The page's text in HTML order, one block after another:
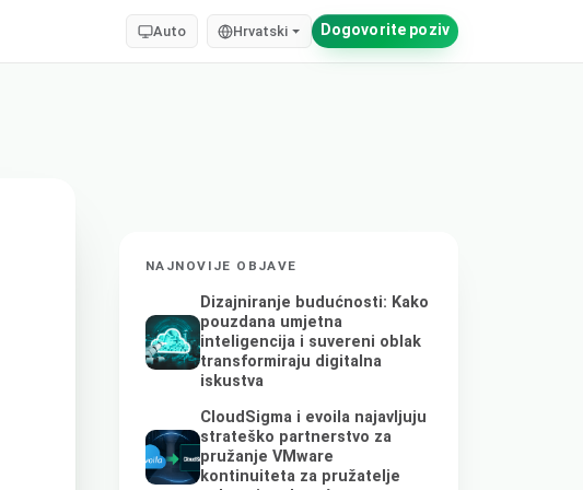
Auto Hrvatski Dogovorite poziv
NAJNOVIJE OBJAVE
Dizajniranje budućnosti: Kako
pouzdana umjetna
inteligencija i suvereni oblak
transformiraju digitalna
iskustva
CloudSigma i evoila najavljuju
strateško partnerstvo za
pružanje VMware
kontinuiteta za pružatelje